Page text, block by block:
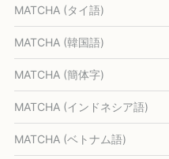
MATCHA (タイ語)
MATCHA (韓国語)
MATCHA (簡体字)
MATCHA (インドネシア語)
MATCHA (ベトナム語)